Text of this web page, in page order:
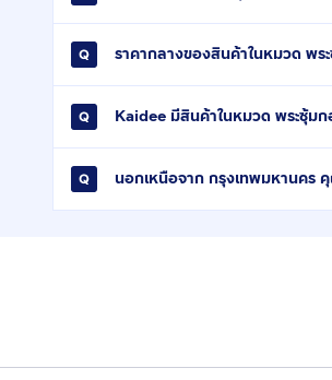
ราคากลางของสินค้าในหมวด พร
Kaidee มีสินค้าในหมวด พระซุ้ม
นอกเหนือจาก กรุงเทพมหานคร